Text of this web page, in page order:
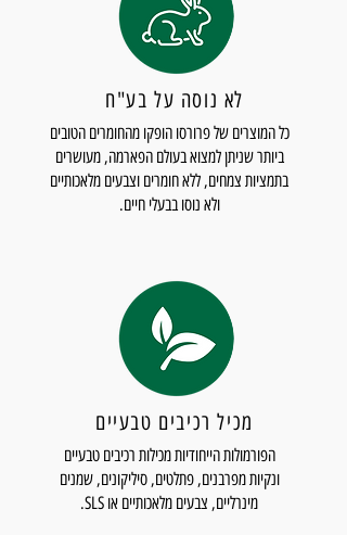
הידוע כמגרה עור) סיליקון וחומרי צבע מלאכותיים.
Alcohol Denat., Aqua (Water/Eau),
Glycerin, Betaine, PEG-40 Hydrogenated
Castor Oil, Parfum (Fragrance),
Butyrospermum parkii (Shea) Oil, Santalum
album (Sandalwood) Oil, Caramel,
Tetrasodium Glutamate Diacetate, Sodium
Benzotriazolyl Butylphenol Sulfonate,
Citrate, Citronellol, Geraniol, Alpha-
Isomethyl Ionone, Limonene, Linalool,
Coumarin, CI 15985 (FD&C Yellow No. 6),
CI 19140 (FD&C Yellow No. 5).
לא נוסה על בע"ח
כל המוצרים של פרורסו הופקו מהחומרים הטובים
ביותר שניתן למצוא בעולם הפארמה, מעושרים
בתמציות צמחים, ללא חומרים וצבעים מלאכותיים
ולא נוסו בבעלי חיים.
מכיל רכיבים טבעיים
הפורמולות הייחודיות מכילות רכיבים טבעיים
ונקיות מפרבנים, פתלטים, סיליקונים, שמנים
מינרליים, צבעים מלאכותיים או SLS.